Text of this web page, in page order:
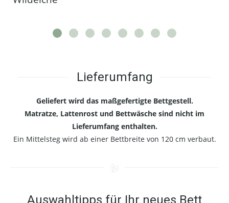
Lieferumfang
Geliefert wird das maßgefertigte Bettgestell.
Matratze, Lattenrost und Bettwäsche sind nicht im
Lieferumfang enthalten.
Ein Mittelsteg wird ab einer Bettbreite von 120 cm verbaut.
Auswahltipps für Ihr neues Bett